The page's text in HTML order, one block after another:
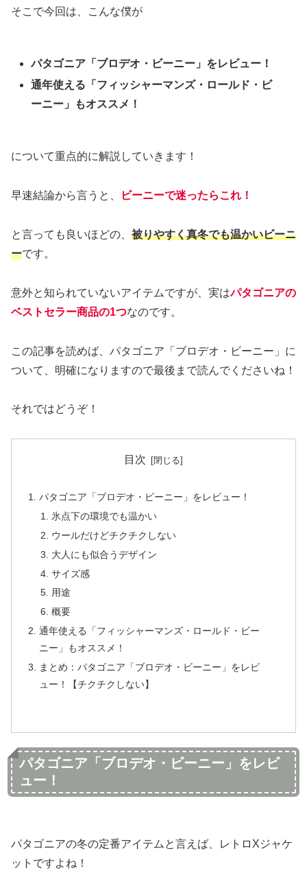
そこで今回は、こんな僕が
パタゴニア「ブロデオ・ビーニー」をレビュー！
通年使える「フィッシャーマンズ・ロールド・ビ
ーニー」もオススメ！
について重点的に解説していきます！
早速結論から言うと、 ビーニーで迷ったらこれ！
と言っても良いほどの、 被りやすく真冬でも温かいビーニ
ーです。
意外と知られていないアイテムですが、実はパタゴニアの
ベストセラー商品の1つなのです。
この記事を読めば、パタゴニア「ブロデオ・ビーニー」に
ついて、明確になりますので最後まで読んでくださいね！
それではどうぞ！
目次
パタゴニア「ブロデオ・ビーニー」をレビュー！
氷点下の環境でも温かい
ウールだけどチクチクしない
大人にも似合うデザイン
サイズ感
用途
概要
通年使える「フィッシャーマンズ・ロールド・ビー
ニー」もオススメ！
まとめ：パタゴニア「ブロデオ・ビーニー」をレビ
ュー！【チクチクしない】
パタゴニア「ブロデオ・ビーニー」をレビ
ュー！
パタゴニアの冬の定番アイテムと言えば、レトロXジャケ
ットですよね！